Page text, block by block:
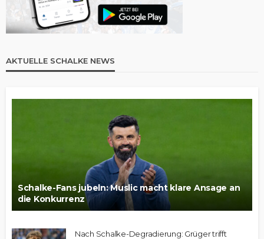
AKTUELLE SCHALKE NEWS
Schalke-Fans jubeln: Muslic macht klare Ansage an
die Konkurrenz
Nach Schalke-Degradierung: Grüger trifft